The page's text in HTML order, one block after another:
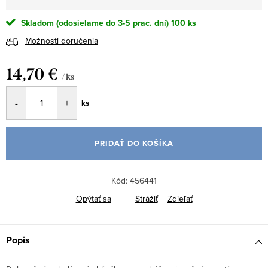
Skladom (odosielame do 3-5 prac. dní)100 ks
Možnosti doručenia
14,70 € / ks
cena:
ks
PRIDAŤ DO KOŠÍKA
Kód: 456441
Opýtať sa
Strážiť Zdieľať
Popis